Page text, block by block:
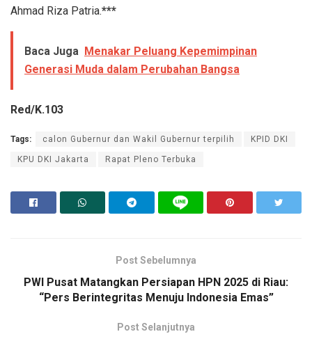
Ahmad Riza Patria.***
Baca Juga Menakar Peluang Kepemimpinan
Generasi Muda dalam Perubahan Bangsa
Red/K.103
Tags: calon Gubernur dan Wakil Gubernur terpilih KPID DKI
KPU DKI Jakarta Rapat Pleno Terbuka
Post Sebelumnya
PWI Pusat Matangkan Persiapan HPN 2025 di Riau:
“Pers Berintegritas Menuju Indonesia Emas”
Post Selanjutnya